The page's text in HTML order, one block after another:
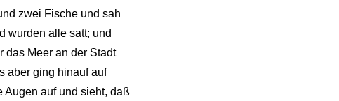
zwei Fische und sah
wurden alle satt; und
das Meer an der Stadt
aber ging hinauf auf
Augen auf und sieht, daß